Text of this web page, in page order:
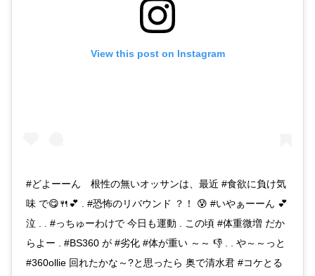
View this post on Instagram
#どよーーん 根性の無いオッサンは、最近 #食欲に負け気
味 で😋🍴💕 . #恐怖のリバウンド ？！ 😰 #いやぁーーん 💕
泣 . . #っちゅーわけで 今日も運動 . この頃 #体重微増 だか
らよー . #BS360 が #劣化 #体が重い ～～ 👎 . . や～～っと
#360ollie 回れたかな～?と思ったら 奥で清水君 #コケとる